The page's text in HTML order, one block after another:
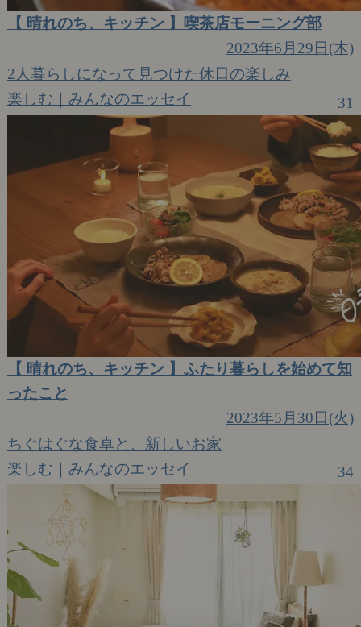
【 晴れのち、キッチン 】喫茶店モーニング部
2023年6月29日(木)
2人暮らしになって見つけた休日の楽しみ
楽しむ｜みんなのエッセイ
31
【 晴れのち、キッチン 】ふたり暮らしを始めて知
ったこと
2023年5月30日(火)
ちぐはぐな食卓と、新しいお家
楽しむ｜みんなのエッセイ
34